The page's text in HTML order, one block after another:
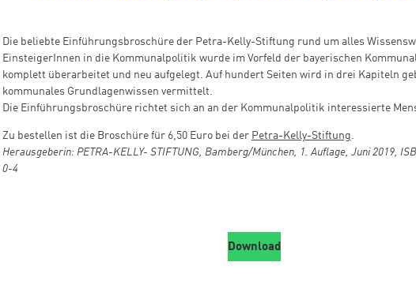
Die beliebte Einführungsbroschüre der Petra-Kelly-Stiftung rund um alles
EinsteigerInnen in die Kommunalpolitik wurde im Vorfeld der bayerischen
komplett überarbeitet und neu aufgelegt. Auf hundert Seiten wird in drei Kapiteln
kommunales Grundlagenwissen vermittelt.
Die Einführungsbroschüre richtet sich an an der Kommunalpolitik interessierte
Zu bestellen ist die Broschüre für 6,50 Euro bei der Petra-Kelly-Stiftung.
Herausgeberin: PETRA-KELLY- STIFTUNG, Bamberg/München, 1. Auflage, Juni 2019,
0-4
Download